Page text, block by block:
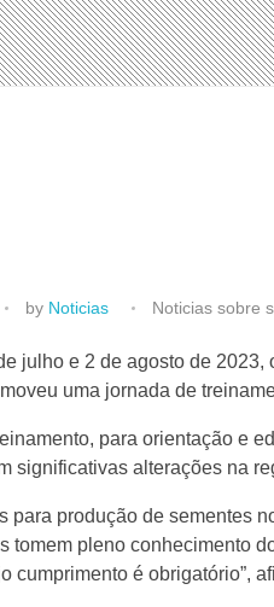
by Noticias Noticias sobre
julho e 2 de agosto de
uma jornada de
para orientação e
significativas alterações na
para produção de sementes
tomem pleno conhecimento
cumprimento é obrigatório”,